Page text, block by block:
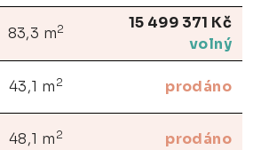
83,3 m2
15 499 371 Kč
volný
43,1 m 2 prodáno
48,1 m 2 prodáno